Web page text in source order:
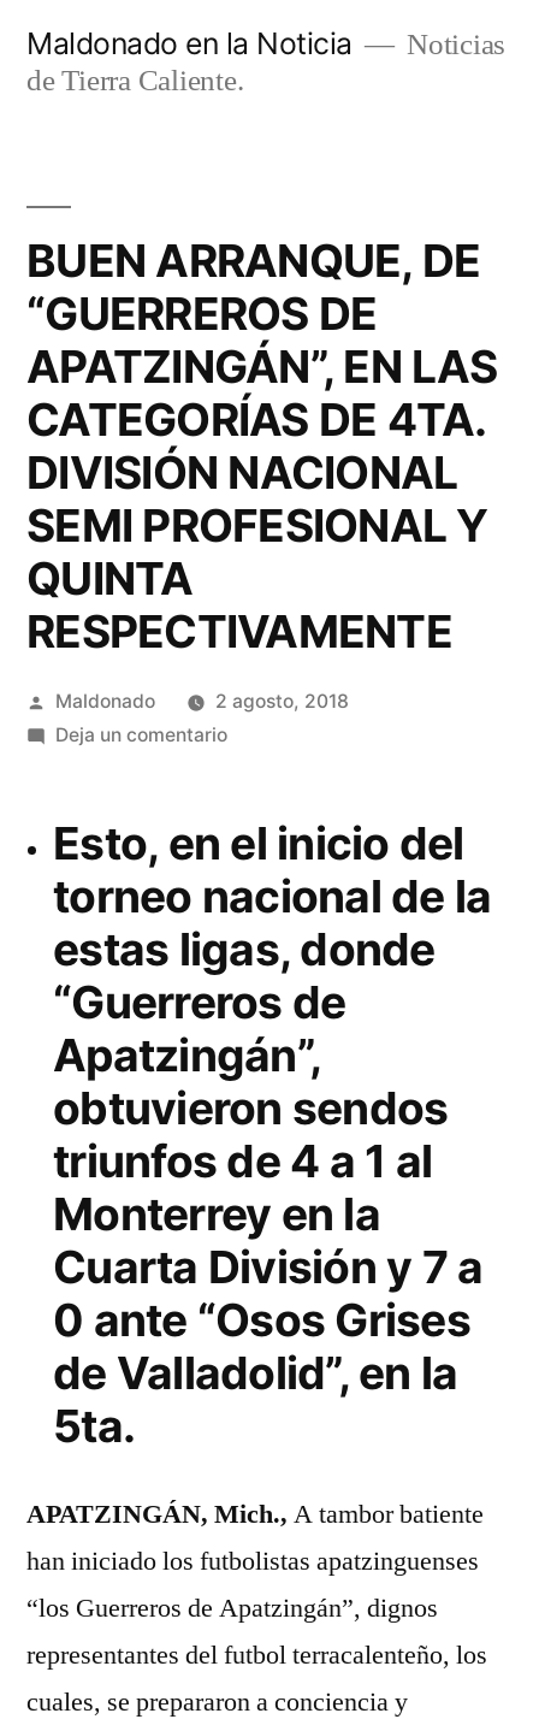
Maldonado en la Noticia
Noticias
de Tierra Caliente.
BUEN ARRANQUE, DE
“GUERREROS DE
APATZINGÁN”, EN LAS
CATEGORÍAS DE 4TA.
DIVISIÓN NACIONAL
SEMI PROFESIONAL Y
QUINTA
RESPECTIVAMENTE
Publicado
por
Maldonado
2 agosto, 2018
Deja un comentarioen
DE
“GUERREROS
DE
APATZINGÁN”,
EN
LAS
CATEGORÍAS
DE
4TA.
NACIONAL
SEMI
PROFESIONAL
Y
QUINTA
RESPECTIVAMENTE
Esto, en el inicio del
torneo nacional de la
estas ligas, donde
“Guerreros de
Apatzingán”,
obtuvieron sendos
triunfos de 4 a 1 al
Monterrey en la
Cuarta División y 7 a
0 ante “Osos Grises
de Valladolid”, en la
5ta.
APATZINGÁN, Mich., A tambor batiente
han iniciado los futbolistas apatzinguenses
“los Guerreros de Apatzingán”, dignos
representantes del futbol terracalenteño, los
cuales, se prepararon a conciencia y